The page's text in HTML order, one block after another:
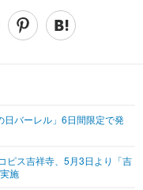
その他
映画・ドラマ
ブログ
バーレル」6日間限定で発
ピス吉祥寺、5月3日より「吉
施